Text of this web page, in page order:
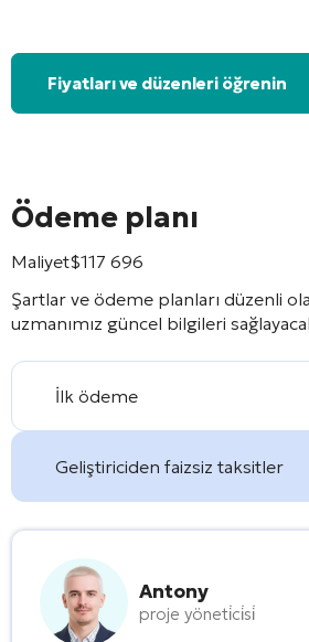
Fiyatları ve düzenleri öğrenin
Ödeme planı
Maliyet$117 696
Şartlar ve ödeme planları düzenli
uzmanımız güncel bilgileri
İlk ödeme
Geliştiriciden faizsiz taksitler
Antony
proje yöneti̇ci̇si̇